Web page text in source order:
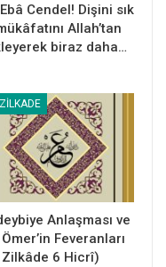
Ebâ Cendel! Dişini sık
Allah’tan
biraz daha…
Anlaşması ve
Feveranları
Zilkâde 6 Hicrî)